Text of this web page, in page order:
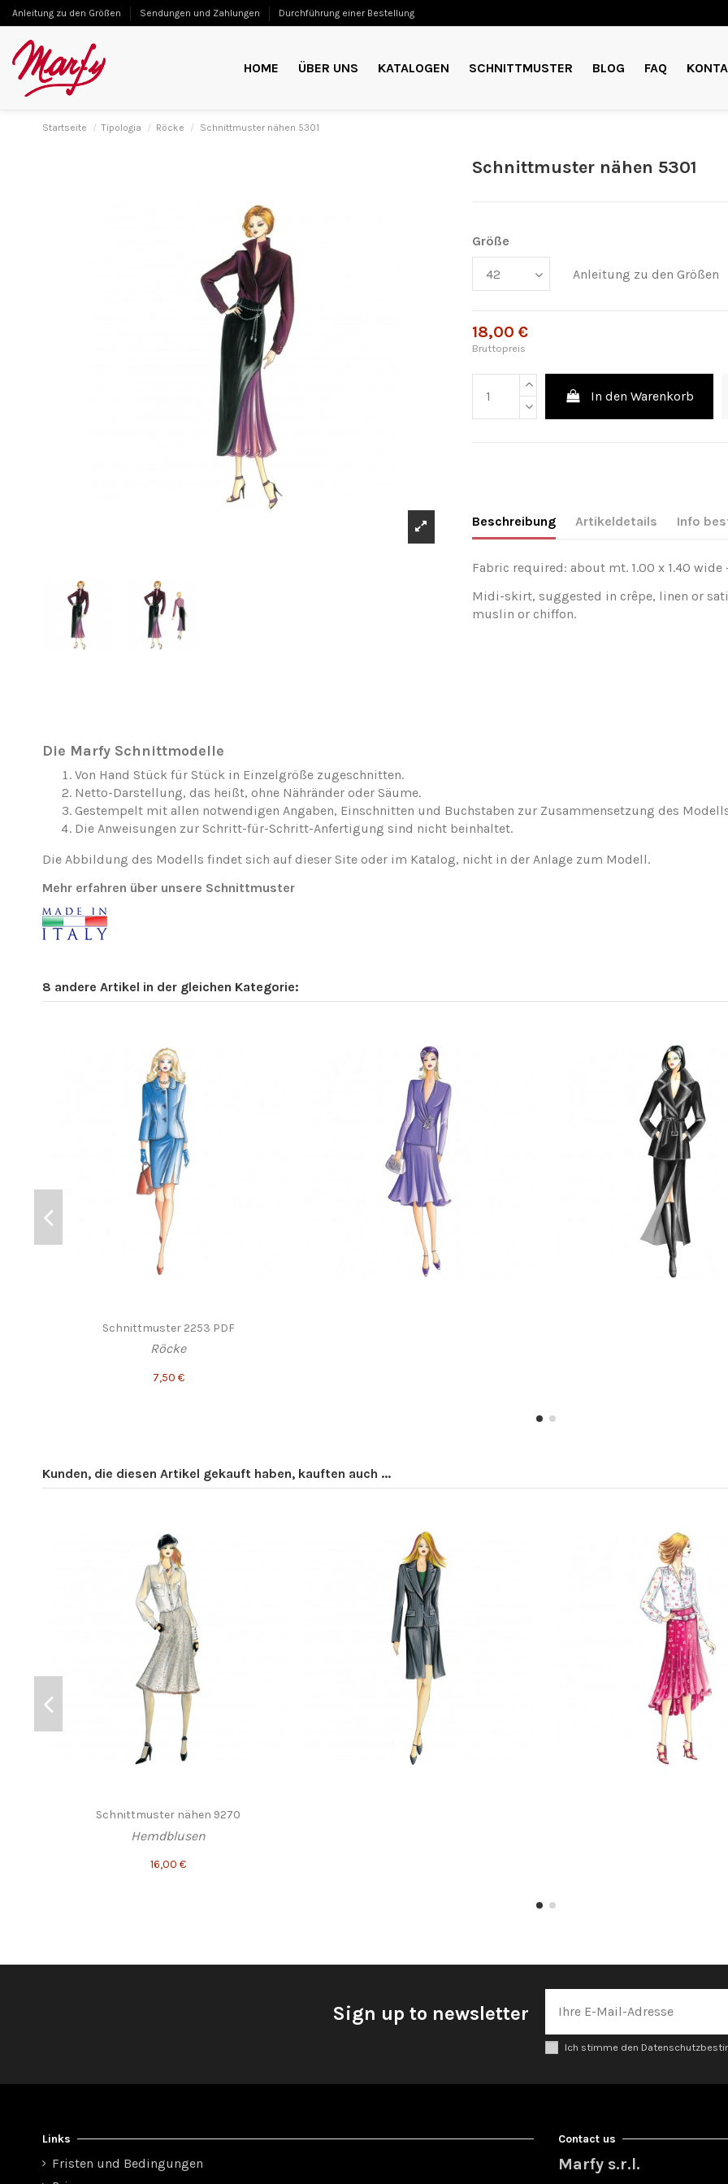
Anleitung zu den Größen Sendungen und Zahlungen Durchführung einer Bestellung
HOME ÜBER UNS KATALOGEN SCHNITTMUSTER BLOG FAQ
Startseite Tipologia Röcke Schnittmuster nähen 5301
Schnittmuster nähen 5301
Größe
Anleitung zu den Größen
18,00 €
Bruttopreis
In den Warenkorb
Beschreibung Artikeldetails Info
Fabric required: about mt. 1.00 x 1.40 wide
Midi-skirt, suggested in crêpe, linen or
muslin or chiffon.
Die Marfy Schnittmodelle
Von Hand Stück für Stück in Einzelgröße zugeschnitten.
Netto-Darstellung, das heißt, ohne Nähränder oder Säume.
Gestempelt mit allen notwendigen Angaben, Einschnitten und Buchstaben zur Zusammensetzung des
Die Anweisungen zur Schritt-für-Schritt-Anfertigung sind nicht beinhaltet.
Die Abbildung des Modells findet sich auf dieser Site oder im Katalog, nicht in der Anlage zum Modell.
Mehr erfahren über unsere Schnittmuster
8 andere Artikel in der gleichen Kategorie:
Schnittmuster 2253 PDF
Röcke
7,50 €
Kunden, die diesen Artikel gekauft haben, kauften auch ...
Schnittmuster nähen 9270
Hemdblusen
16,00 €
Sign up to newsletter
Ich stimme den
Links
Fristen und Bedingungen
Contact us
Marfy s.r.l.